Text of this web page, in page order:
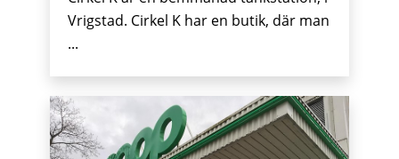
Vrigstad. Cirkel K har en butik, där man
...